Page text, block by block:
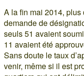
A la fin mai 2014,
demande de
seuls 51 avaient
11 avaient été
Sans doute le taux
venir, même si il est